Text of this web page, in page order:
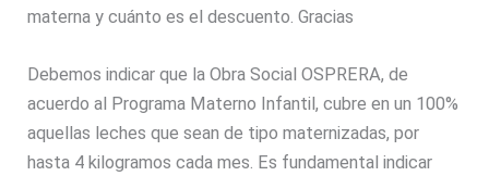
materna y cuánto es el descuento. Gracias
Debemos indicar que la Obra Social OSPRERA, de
acuerdo al Programa Materno Infantil, cubre en un 100%
aquellas leches que sean de tipo maternizadas, por
hasta 4 kilogramos cada mes. Es fundamental indicar